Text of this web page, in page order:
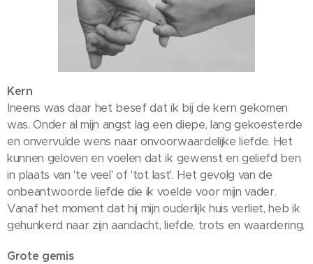
Kern
Ineens was daar het besef dat ik bij de kern gekomen
was. Onder al mijn angst lag een diepe, lang gekoesterde
en onvervulde wens naar onvoorwaardelijke liefde. Het
kunnen geloven en voelen dat ik gewenst en geliefd ben
in plaats van 'te veel' of 'tot last'. Het gevolg van de
onbeantwoorde liefde die ik voelde voor mijn vader.
Vanaf het moment dat hij mijn ouderlijk huis verliet, heb ik
gehunkerd naar zijn aandacht, liefde, trots en waardering.
Grote gemis